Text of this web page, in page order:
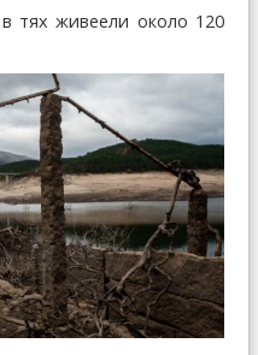
тях живеели около 120